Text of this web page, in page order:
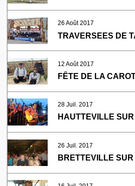
26 Août 2017
TRAVERSEES DE
12 Août 2017
28 Juil. 2017
HAUTTEVILLE SUR
26 Juil. 2017
BRETTEVILLE SUR